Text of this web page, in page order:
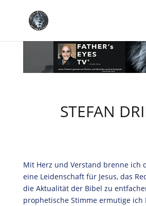
STEFAN
Mit Herz und Verstand brenne ich
eine Leidenschaft für Jesus, das
die Aktualität der Bibel zu
prophetische Stimme ermutige ich